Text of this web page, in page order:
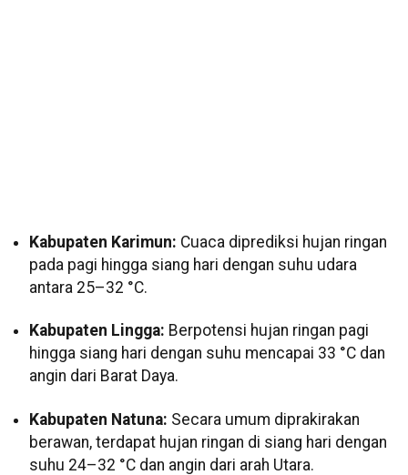
Kabupaten Karimun: Cuaca diprediksi hujan ringan
pada pagi hingga siang hari dengan suhu udara
antara 25–32 °C.
Kabupaten Lingga: Berpotensi hujan ringan pagi
hingga siang hari dengan suhu mencapai 33 °C dan
angin dari Barat Daya.
Kabupaten Natuna: Secara umum diprakirakan
berawan, terdapat hujan ringan di siang hari dengan
suhu 24–32 °C dan angin dari arah Utara.